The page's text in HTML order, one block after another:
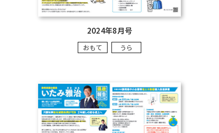
2024年8月号
おもて うら